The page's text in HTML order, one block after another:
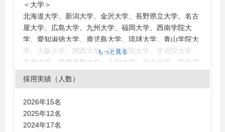
＜大学＞
北海道大学、新潟大学、金沢大学、長野県立大学、名古
屋大学、広島大学、九州大学、福岡大学、西南学院大
学、愛知淑徳大学、鹿児島大学、琉球大学、青山学院大
学、大阪大学、関西大学、関西学院大学、学習院大学、
京都大学、慶應義塾大学、上智大学、中央大学、東京理
科大学、同志社大学、法政大学、明治大学、立教大学、
立命館大学、早稲田大学、小樽商科大学、兵庫県立大
もっと見る
採用実績（人数）
2026年15名
2025年12名
2024年17名